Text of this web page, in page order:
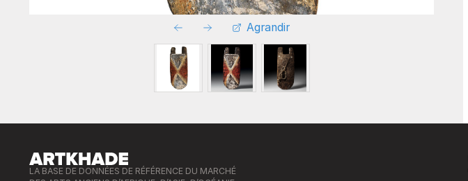
Agrandir
LA BASE DE DONNÉES DE RÉFÉRENCE DU MARCHÉ